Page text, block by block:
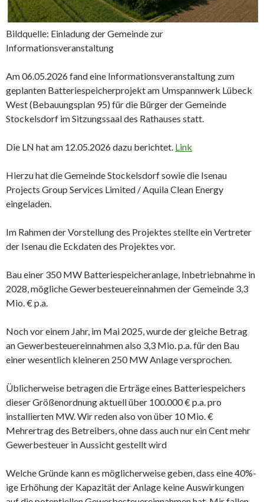
Bildquelle: Einladung der Gemeinde zur
Informationsveranstaltung
Am 06.05.2026 fand eine Informationsveranstaltung zum
geplanten Batteriespeicherprojekt am Umspannwerk Lübeck
West (Bebauungsplan 95) für die Bürger der Gemeinde
Stockelsdorf im Sitzungssaal des Rathauses statt.
Die LN hat am 12.05.2026 dazu berichtet. Link
Hierzu hat die Gemeinde Stockelsdorf sowie die Isenau
Projects Group Services Limited / Aquila Clean Energy
eingeladen.
Im Rahmen der Vorstellung des Projektes stellte ein Vertreter
der Isenau die Eckdaten des Projektes vor.
Bau einer 350 MW Batteriespeicheranlage, Inbetriebnahme in
2028, mögliche Gewerbesteuereinnahmen der Gemeinde 3,3
Mio. € p.a.
Noch vor einem Jahr, im Mai 2025, wurde der gleiche Betrag
an Gewerbesteuereinnahmen also 3,3 Mio. p.a. für den Bau
einer wesentlich kleineren 250 MW Anlage versprochen.
Üblicherweise betragen die Erträge eines Batteriespeichers
dieser Größenordnung aktuell über 100.000 € p.a. pro
installierten MW. Wir reden also von über 10 Mio. €
Mehrertrag des Betreibers, ohne dass auch nur ein Cent mehr
Gewerbesteuer in Aussicht gestellt wird
Welche Gründe kann es möglicherweise geben, dass eine 40%-
ige Erhöhung der Kapazität der Anlage keine Auswirkungen